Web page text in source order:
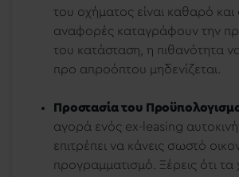
του οχήματος είναι καθαρό και
αναφορές καταγράφουν την
του κατάσταση, η πιθανότητα
προ απροόπτου μηδενίζεται.
Προστασία του
αγορά ενός ex-leasing
επιτρέπει να κάνεις σωστό
προγραμματισμό. Ξέρεις ότι τα